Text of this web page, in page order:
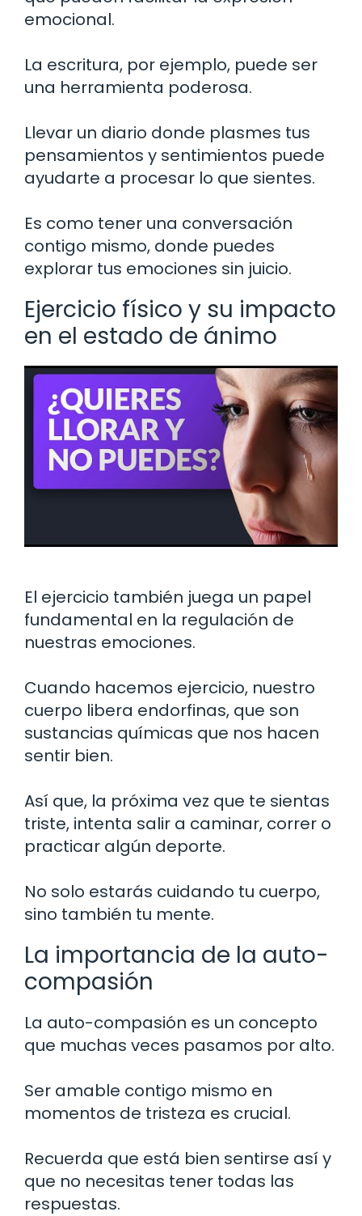
emocional.
La escritura, por ejemplo, puede ser
una herramienta poderosa.
Llevar un diario donde plasmes tus
pensamientos y sentimientos puede
ayudarte a procesar lo que sientes.
Es como tener una conversación
contigo mismo, donde puedes
explorar tus emociones sin juicio.
Ejercicio físico y su impacto
en el estado de ánimo
El ejercicio también juega un papel
fundamental en la regulación de
nuestras emociones.
Cuando hacemos ejercicio, nuestro
cuerpo libera endorfinas, que son
sustancias químicas que nos hacen
sentir bien.
Así que, la próxima vez que te sientas
triste, intenta salir a caminar, correr o
practicar algún deporte.
No solo estarás cuidando tu cuerpo,
sino también tu mente.
La importancia de la auto-
compasión
La auto-compasión es un concepto
que muchas veces pasamos por alto.
Ser amable contigo mismo en
momentos de tristeza es crucial.
Recuerda que está bien sentirse así y
que no necesitas tener todas las
respuestas.